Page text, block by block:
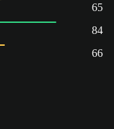
65
84
66